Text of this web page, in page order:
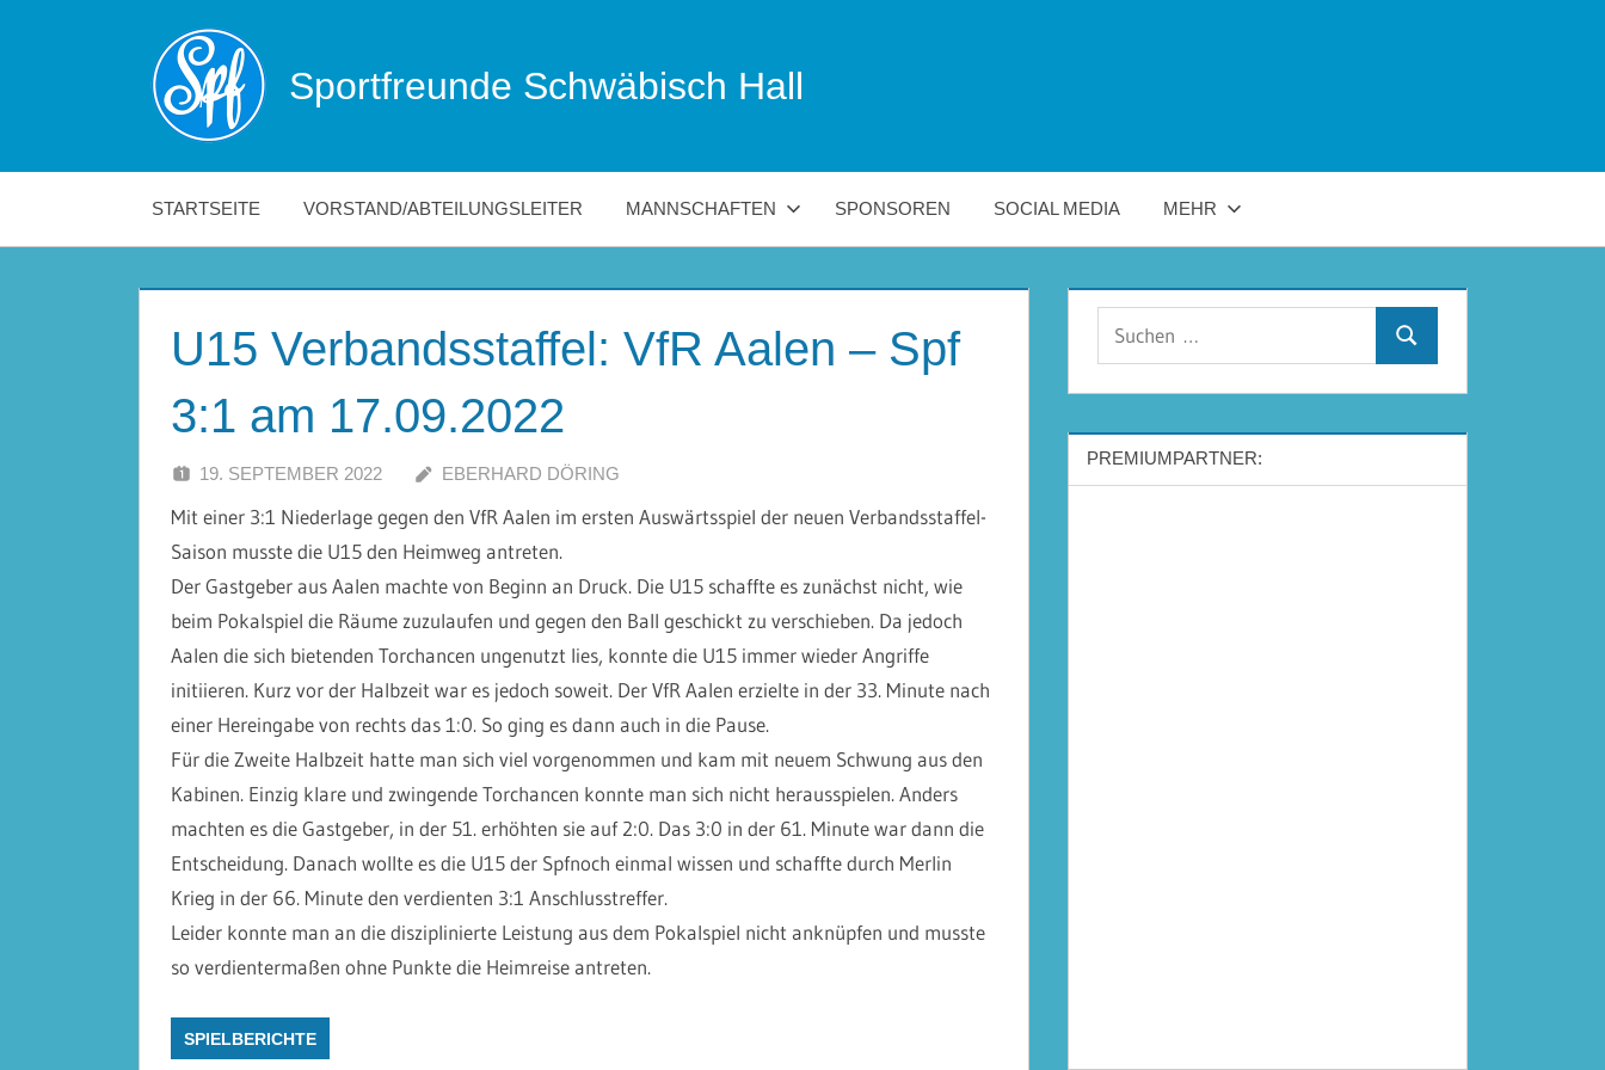
Sportfreunde Schwäbisch Hall
Die
offizielle
Sportfreunde
STARTSEITE VORSTAND/ABTEILUNGSLEITER MANNSCHAFTEN SPONSOREN SOCIAL MEDIA MEHR
U15 Verbandsstaffel: VfR Aalen – Spf
3:1 am 17.09.2022
19. SEPTEMBER 2022 EBERHARD DÖRING
Mit einer 3:1 Niederlage gegen den VfR Aalen im ersten Auswärtsspiel der neuen Verbandsstaffel-
Saison musste die U15 den Heimweg antreten.
Der Gastgeber aus Aalen machte von Beginn an Druck. Die U15 schaffte es zunächst nicht, wie
beim Pokalspiel die Räume zuzulaufen und gegen den Ball geschickt zu verschieben. Da jedoch
Aalen die sich bietenden Torchancen ungenutzt lies, konnte die U15 immer wieder Angriffe
initiieren. Kurz vor der Halbzeit war es jedoch soweit. Der VfR Aalen erzielte in der 33. Minute nach
einer Hereingabe von rechts das 1:0. So ging es dann auch in die Pause.
Für die Zweite Halbzeit hatte man sich viel vorgenommen und kam mit neuem Schwung aus den
Kabinen. Einzig klare und zwingende Torchancen konnte man sich nicht herausspielen. Anders
machten es die Gastgeber, in der 51. erhöhten sie auf 2:0. Das 3:0 in der 61. Minute war dann die
Entscheidung. Danach wollte es die U15 der Spfnoch einmal wissen und schaffte durch Merlin
Krieg in der 66. Minute den verdienten 3:1 Anschlusstreffer.
Leider konnte man an die disziplinierte Leistung aus dem Pokalspiel nicht anknüpfen und musste
so verdientermaßen ohne Punkte die Heimreise antreten.
SPIELBERICHTE
Suchen
PREMIUMPARTNER: